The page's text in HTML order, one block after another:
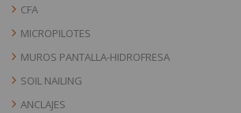
CFA
MICROPILOTES
MUROS PANTALLA-HIDROFRESA
SOIL NAILING
ANCLAJES